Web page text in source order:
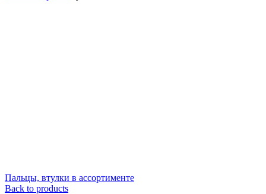
Пальцы, втулки в ассортименте
Back to products